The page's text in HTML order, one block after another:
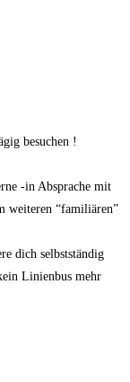
besuchen !
-in Absprache mit
weiteren “familiären”
dich selbstständig
Linienbus mehr